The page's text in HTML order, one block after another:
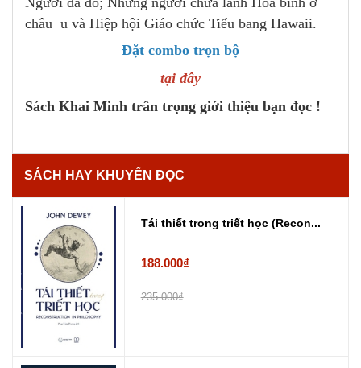
châu u và Hiệp hội Giáo chức Tiểu bang Hawaii.
Đặt combo trọn bộ
tại đây
Sách Khai Minh trân trọng giới thiệu bạn đọc !
SÁCH HAY KHUYẾN ĐỌC
Tái thiết trong triết học (Recon...
188.000₫
235.000₫